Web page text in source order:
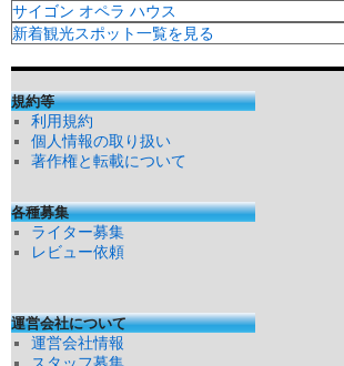
サイゴン オペラ ハウス
新着観光スポット一覧を見る
規約等
利用規約
個人情報の取り扱い
著作権と転載について
各種募集
ライター募集
レビュー依頼
運営会社について
運営会社情報
スタッフ募集